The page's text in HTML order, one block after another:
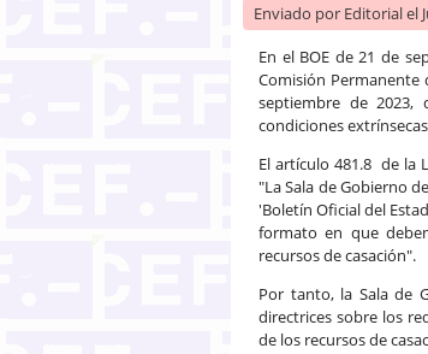
Enviado por Editorialel
En el BOE de 21 de
Comisión Permanente
septiembre de
condiciones
El artículo 481.8 de la
"La Sala de Gobierno
'Boletín Oficial del
formato en que
recursos de casación".
Por tanto, la Sala de
directrices sobre los
de los recursos de